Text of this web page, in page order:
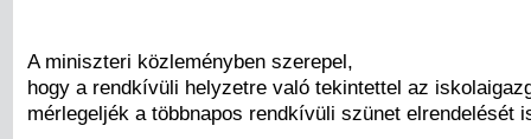
A miniszteri közleményben szerepel,
hogy a rendkívüli helyzetre való tekintettel az
mérlegeljék a többnapos rendkívüli szünet elrendelését